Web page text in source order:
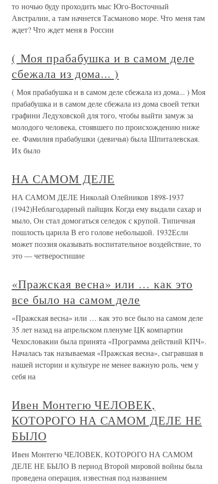
то ночью буду проходить мыс Юго-Восточный
Австралии, а там начнется Тасманово море. Что меня там
ждет? Что ждет меня в России
( Моя прабабушка и в самом деле
сбежала из дома... )
( Моя прабабушка и в самом деле сбежала из дома... ) Моя
прабабушка и в самом деле сбежала из дома своей тетки
графини Ледуховской для того, чтобы выйти замуж за
молодого человека, стоявшего по происхождению ниже
ее. Фамилия прабабушки (девичья) была Шпиталевская.
Их было
НА САМОМ ДЕЛЕ
НА САМОМ ДЕЛЕ Николай Олейников 1898-1937
(1942)Неблагодарный пайщик Когда ему выдали сахар и
мыло, Он стал домогаться селедок с крупой. Типичная
пошлость царила В его голове небольшой. 1932Если
может поэзия оказывать воспита­тельное воздействие, то
это — четверо­стишие
«Пражская весна» или … как это
все было на самом деле
«Пражская весна» или … как это все было на самом деле
35 лет назад на апрельском пленуме ЦК компартии
Чехословакии была принята «Программа действий КПЧ».
Началась так называемая «Пражская весна», сыгравшая в
нашей истории и культуре не менее важную роль, чем у
себя на
Ивен Монтегю ЧЕЛОВЕК,
КОТОРОГО НА САМОМ ДЕЛЕ НЕ
БЫЛО
Ивен Монтегю ЧЕЛОВЕК, КОТОРОГО НА САМОМ
ДЕЛЕ НЕ БЫЛО В период Второй мировой войны была
проведена операция, известная под названием